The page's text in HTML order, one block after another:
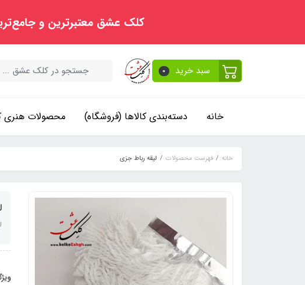
کلک عشق معتبرترین و
سبد خرید 0
خانه دسته‌بندی کالاها (فروشگاه) محصولات
خانه فهرست محصولات لیقه رباط جزی